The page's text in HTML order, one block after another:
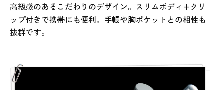
高級感のあるこだわりのデザイン。スリムボディ+クリ
ップ付きで携帯にも便利。手帳や胸ポケットとの相性も
抜群です。